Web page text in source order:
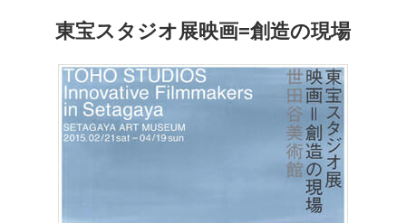
コラム
東宝スタジオ展映画=創造の現場